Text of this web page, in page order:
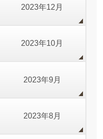
2023年12月
2023年10月
2023年9月
2023年8月